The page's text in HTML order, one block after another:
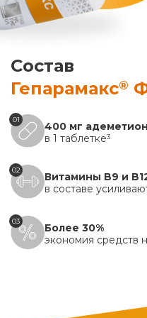
Состав
Гепарамакс®
01
400 мг
в 1 таблетке3
02
Витамины B9 и
в составе
03
Более 30%
экономия средств